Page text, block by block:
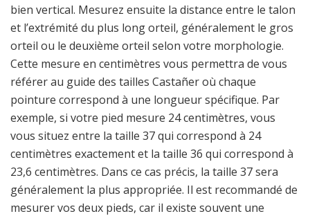
bien vertical. Mesurez ensuite la distance entre le talon
et l’extrémité du plus long orteil, généralement le gros
orteil ou le deuxième orteil selon votre morphologie.
Cette mesure en centimètres vous permettra de vous
référer au guide des tailles Castañer où chaque
pointure correspond à une longueur spécifique. Par
exemple, si votre pied mesure 24 centimètres, vous
vous situez entre la taille 37 qui correspond à 24
centimètres exactement et la taille 36 qui correspond à
23,6 centimètres. Dans ce cas précis, la taille 37 sera
généralement la plus appropriée. Il est recommandé de
mesurer vos deux pieds, car il existe souvent une